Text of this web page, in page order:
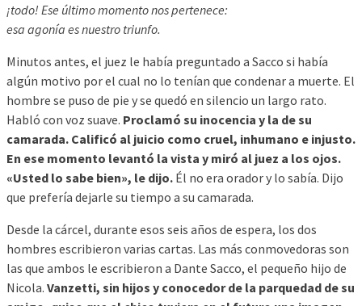
¡todo! Ese último momento nos pertenece:
esa agonía es nuestro triunfo.
Minutos antes, el juez le había preguntado a Sacco si había
algún motivo por el cual no lo tenían que condenar a muerte. El
hombre se puso de pie y se quedó en silencio un largo rato.
Habló con voz suave. Proclamó su inocencia y la de su
camarada. Calificó al juicio como cruel, inhumano e injusto.
En ese momento levantó la vista y miró al juez a los ojos.
«Usted lo sabe bien», le dijo. Él no era orador y lo sabía. Dijo
que prefería dejarle su tiempo a su camarada.
Desde la cárcel, durante esos seis años de espera, los dos
hombres escribieron varias cartas. Las más conmovedoras son
las que ambos le escribieron a Dante Sacco, el pequeño hijo de
Nicola. Vanzetti, sin hijos y conocedor de la parquedad de su